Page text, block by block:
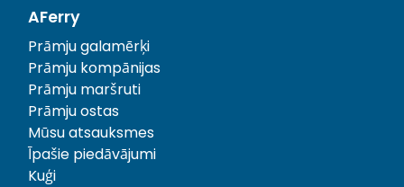
AFerry
Prāmju galamērķi
Prāmju kompānijas
Prāmju maršruti
Prāmju ostas
Mūsu atsauksmes
Īpašie piedāvājumi
Kuģi